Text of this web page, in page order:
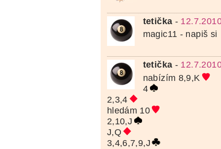
tetička -
magic11 - napiš si
tetička -
nabízím 8,9,K
4
2,3,4
hledám 10
2,10,J
J,Q
3,4,6,7,9,J